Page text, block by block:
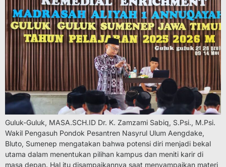
Guluk-Guluk, MASA.SCH.ID Dr. K. Zamzami Sabiq, S.Psi., M.Psi.
Wakil Pengasuh Pondok Pesantren Nasyrul Ulum Aengdake,
Bluto, Sumenep mengatakan bahwa potensi diri menjadi bekal
utama dalam menentukan pilihan kampus dan meniti karir di
masa depan. Hal itu disampaikannya saat menyampaikan materi